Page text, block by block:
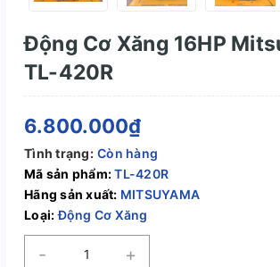
Động Cơ Xăng 16HP
TL-420R
6.800.000₫
Tình trạng: Còn hàng
Mã sản phẩm:TL-420R
Hãng sản xuất: MITSUYAMA
Loại:Động Cơ Xăng
- +